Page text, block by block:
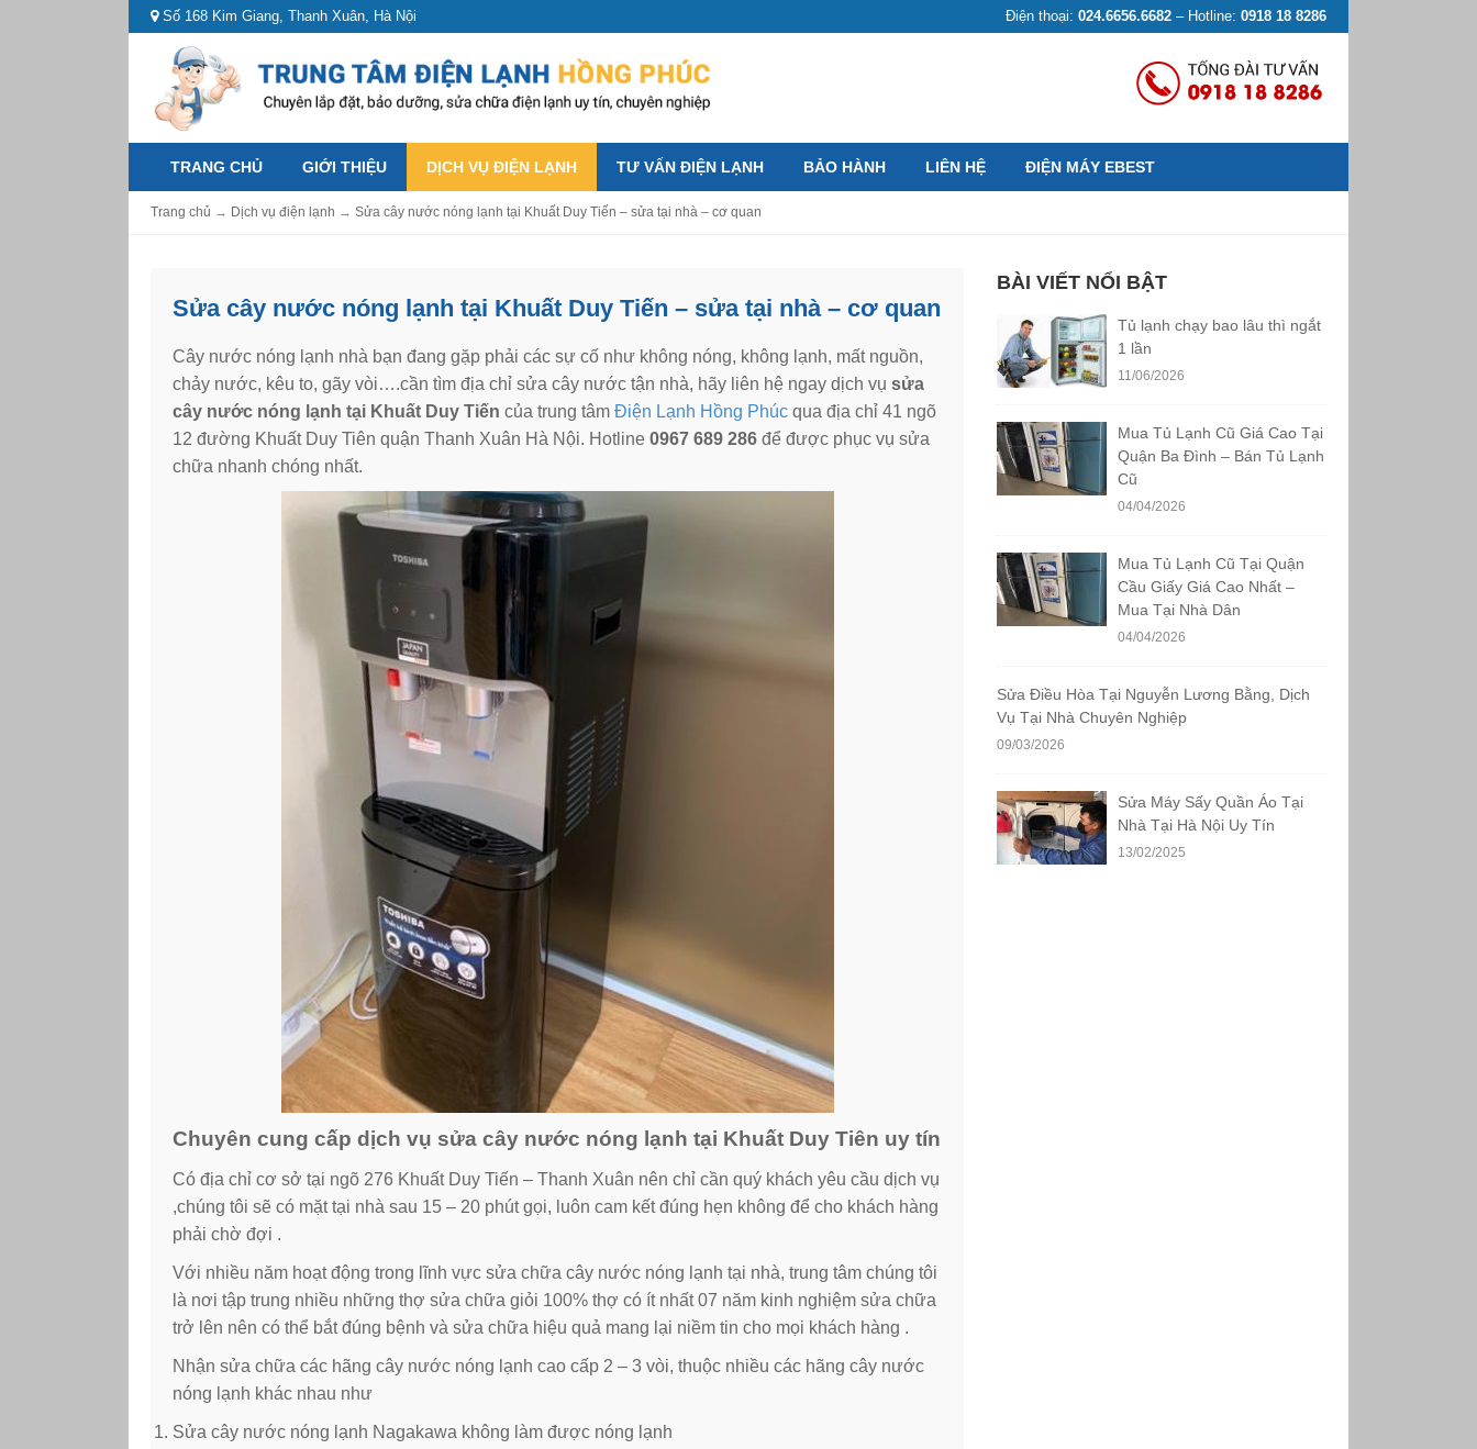
Số 168 Kim Giang, Thanh Xuân, Hà Nội Điện thoại: 024.6656.6682 – Hotline: 0918 18 8286
TRANG CHỦ GIỚI THIỆU DỊCH VỤ ĐIỆN LẠNH TƯ VẤN ĐIỆN LẠNH BẢO HÀNH LIÊN HỆ ĐIỆN MÁY EBEST
Trang chủ → Dịch vụ điện lạnh → Sửa cây nước nóng lạnh tại Khuất Duy Tiến – sửa tại nhà – cơ quan
Sửa cây nước nóng lạnh tại Khuất Duy Tiến – sửa tại nhà – cơ quan
Cây nước nóng lạnh nhà bạn đang gặp phải các sự cố như không nóng, không lạnh, mất nguồn,
chảy nước, kêu to, gãy vòi….cần tìm địa chỉ sửa cây nước tận nhà, hãy liên hệ ngay dịch vụ sửa
cây nước nóng lạnh tại Khuất Duy Tiến của trung tâm Điện Lạnh Hồng Phúc qua địa chỉ 41 ngõ
12 đường Khuất Duy Tiên quận Thanh Xuân Hà Nội. Hotline 0967 689 286 để được phục vụ sửa
chữa nhanh chóng nhất.
Chuyên cung cấp dịch vụ sửa cây nước nóng lạnh tại Khuất Duy Tiên uy tín
Có địa chỉ cơ sở tại ngõ 276 Khuất Duy Tiến – Thanh Xuân nên chỉ cần quý khách yêu cầu dịch vụ
,chúng tôi sẽ có mặt tại nhà sau 15 – 20 phút gọi, luôn cam kết đúng hẹn không để cho khách hàng
phải chờ đợi .
Với nhiều năm hoạt động trong lĩnh vực sửa chữa cây nước nóng lạnh tại nhà, trung tâm chúng tôi
là nơi tập trung nhiều những thợ sửa chữa giỏi 100% thợ có ít nhất 07 năm kinh nghiệm sửa chữa
trở lên nên có thể bắt đúng bệnh và sửa chữa hiệu quả mang lại niềm tin cho mọi khách hàng .
Nhận sửa chữa các hãng cây nước nóng lạnh cao cấp 2 – 3 vòi, thuộc nhiều các hãng cây nước
nóng lạnh khác nhau như
Sửa cây nước nóng lạnh Nagakawa không làm được nóng lạnh
BÀI VIẾT NỔI BẬT
Tủ lạnh chạy bao lâu thì ngắt
1 lần
11/06/2026
Mua Tủ Lạnh Cũ Giá Cao Tại
Quận Ba Đình – Bán Tủ Lạnh
Cũ
04/04/2026
Mua Tủ Lạnh Cũ Tại Quận
Cầu Giấy Giá Cao Nhất –
Mua Tại Nhà Dân
04/04/2026
Sửa Điều Hòa Tại Nguyễn Lương Bằng, Dịch
Vụ Tại Nhà Chuyên Nghiệp
09/03/2026
Sửa Máy Sấy Quần Áo Tại
Nhà Tại Hà Nội Uy Tín
13/02/2025